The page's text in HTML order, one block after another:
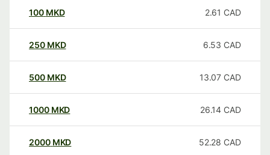
100 MKD 2.61 CAD
250 MKD 6.53 CAD
500 MKD 13.07 CAD
1000 MKD 26.14 CAD
2000 MKD 52.28 CAD